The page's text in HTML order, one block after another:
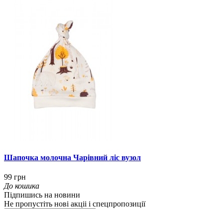
Шапочка молочна Чарівний ліс вузол
99 грн
До кошика
Підпишись на новини
Не пропустіть нові акціі і спецпропозиції